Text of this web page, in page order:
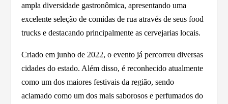
ampla diversidade gastronômica, apresentando uma
excelente seleção de comidas de rua através de seus food
trucks e destacando principalmente as cervejarias locais.
Criado em junho de 2022, o evento já percorreu diversas
cidades do estado. Além disso, é reconhecido atualmente
como um dos maiores festivais da região, sendo
aclamado como um dos mais saborosos e perfumados do